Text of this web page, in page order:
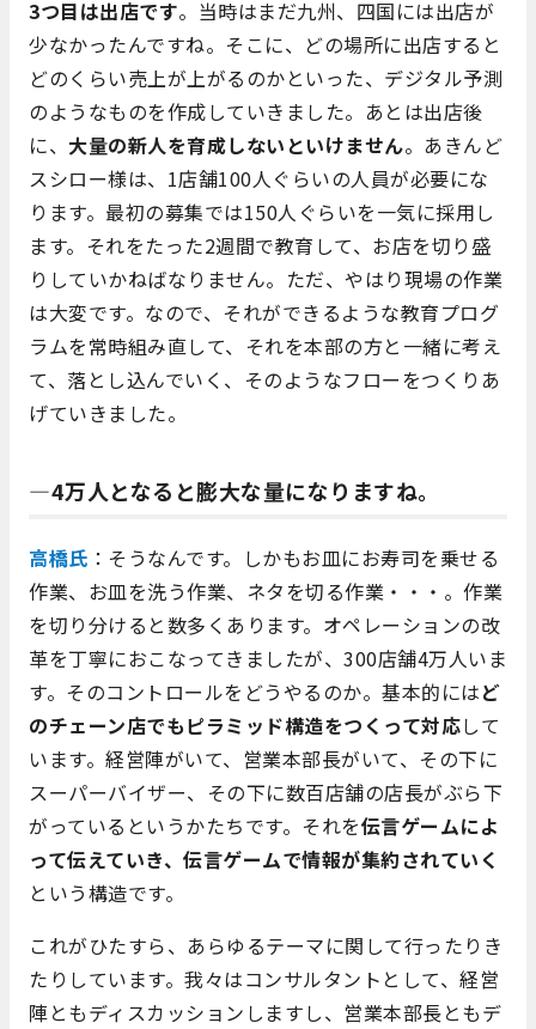
3つ目は出店です。当時はまだ九州、四国には出店が
少なかったんですね。そこに、どの場所に出店すると
どのくらい売上が上がるのかといった、デジタル予測
のようなものを作成していきました。あとは出店後
に、 大量の新人を育成しないといけません。あきんど
スシロー様は、1店舗100人ぐらいの人員が必要にな
ります。最初の募集では150人ぐらいを一気に採用し
ます。それをたった2週間で教育して、お店を切り盛
りしていかねばなりません。ただ、やはり現場の作業
は大変です。なので、それができるような教育プログ
ラムを常時組み直して、それを本部の方と一緒に考え
て、落とし込んでいく、そのようなフローをつくりあ
げていきました。
―4万人となると膨大な量になりますね。
高橋氏 ：そうなんです。しかもお皿にお寿司を乗せる
作業、お皿を洗う作業、ネタを切る作業・・・。作業
を切り分けると数多くあります。オペレーションの改
革を丁寧におこなってきましたが、300店舗4万人いま
す。そのコントロールをどうやるのか。基本的にはど
のチェーン店でもピラミッド構造をつくって対応して
います。経営陣がいて、営業本部長がいて、その下に
スーパーバイザー、その下に数百店舗の店長がぶら下
がっているというかたちです。それを伝言ゲームによ
って伝えていき、伝言ゲームで情報が集約されていく
という構造です。
これがひたすら、あらゆるテーマに関して行ったりき
たりしています。我々はコンサルタントとして、経営
陣ともディスカッションしますし、営業本部長ともデ